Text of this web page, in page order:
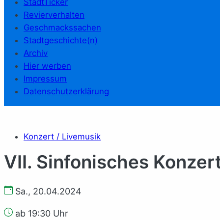
StadtTicker
Revierverhalten
Geschmackssachen
Stadtgeschichte(n)
Archiv
Hier werben
Impressum
Datenschutzerklärung
Konzert / Livemusik
VII. Sinfonisches
Sa., 20.04.2024
ab 19:30 Uhr